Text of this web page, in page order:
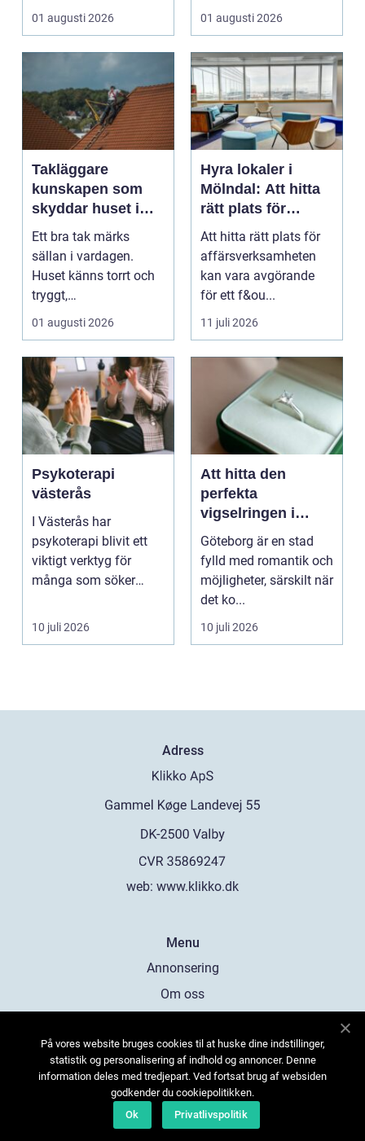
med en enkel och ...
01 augusti 2026
prisvärd hjälp när bilen
01 augusti 2026
Takläggare
kunskapen som
skyddar huset i
längden
Ett bra tak märks
sällan i vardagen.
Huset känns torrt och
tryggt,
inomhusklimatet
fungerar och ener...
01 augusti 2026
Hyra lokaler i
Mölndal: Att hitta
rätt plats för
affärsverksamhete
Att hitta rätt plats för
affärsverksamheten
kan vara avgörande
för ett f&ou...
11 juli 2026
Psykoterapi
västerås
I Västerås har
psykoterapi blivit ett
viktigt verktyg för
många som söker
välmående i liv...
10 juli 2026
Att hitta den
perfekta
vigselringen i
Göteborg
Göteborg är en stad
fylld med romantik och
möjligheter, särskilt när
det ko...
10 juli 2026
Adress
web: www.klikko.dk
Menu
Annonsering
Om oss
Kontakta oss
Sitemap
På vores website bruges cookies til at huske dine indstillinger,
statistik og personalisering af indhold og annoncer. Denne
information deles med tredjepart. Ved fortsat brug af websiden
godkender du cookiepolitikken.
Ok
Privatlivspolitik